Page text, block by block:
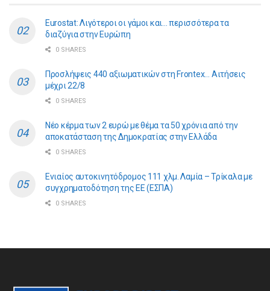
Eurostat: Λιγότεροι οι γάμοι και… περισσότερα τα
διαζύγια στην Ευρώπη
0 SHARES
Προσλήψεις 440 αξιωματικών στη Frontex… Αιτήσεις
μέχρι 22/8
0 SHARES
Νέο κέρμα των 2 ευρώ με θέμα τα 50 χρόνια από την
αποκατάσταση της Δημοκρατίας στην Ελλάδα
0 SHARES
Ενιαίος αυτοκινητόδρομος 111 χλμ. Λαμία – Τρίκαλα με
συγχρηματοδότηση της ΕE (ΕΣΠΑ)
0 SHARES